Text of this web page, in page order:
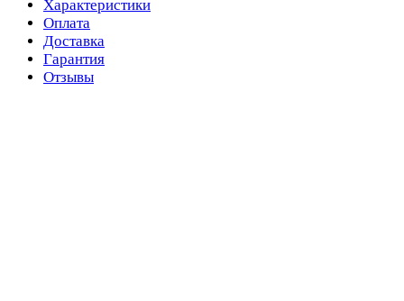
Характеристики
Оплата
Доставка
Гарантия
Отзывы